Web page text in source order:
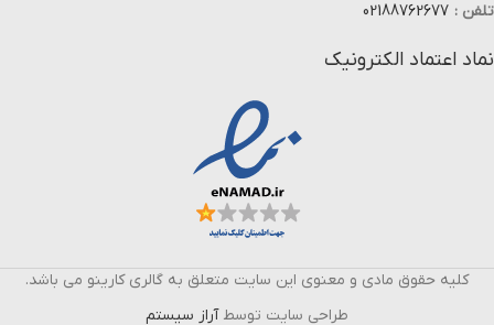
تلفن : 02188762677
نماد اعتماد الکترونیک
کلیه حقوق مادی و معنوی این سایت متعلق به گالری کارینو می باشد.
طراحی سایت توسطآراز سیستم